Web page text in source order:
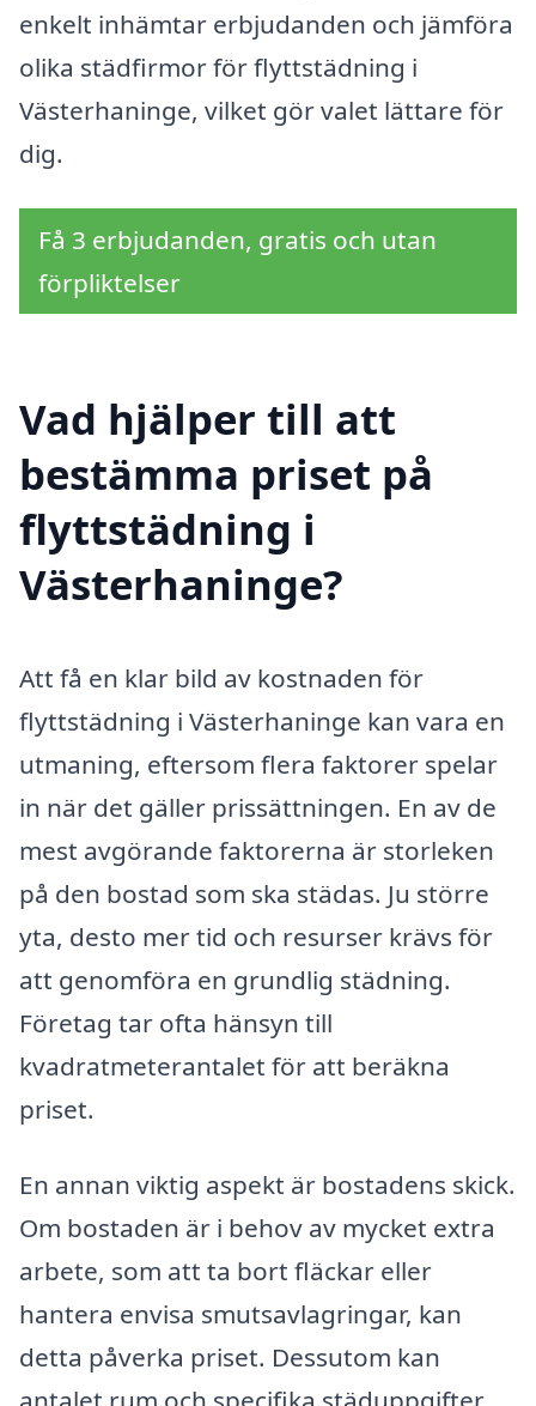
enkelt inhämtar erbjudanden och jämföra
olika städfirmor för flyttstädning i
Västerhaninge, vilket gör valet lättare för
dig.
Få 3 erbjudanden, gratis och utan
förpliktelser
Vad hjälper till att
bestämma priset på
flyttstädning i
Västerhaninge?
Att få en klar bild av kostnaden för
flyttstädning i Västerhaninge kan vara en
utmaning, eftersom flera faktorer spelar
in när det gäller prissättningen. En av de
mest avgörande faktorerna är storleken
på den bostad som ska städas. Ju större
yta, desto mer tid och resurser krävs för
att genomföra en grundlig städning.
Företag tar ofta hänsyn till
kvadratmeterantalet för att beräkna
priset.
En annan viktig aspekt är bostadens skick.
Om bostaden är i behov av mycket extra
arbete, som att ta bort fläckar eller
hantera envisa smutsavlagringar, kan
detta påverka priset. Dessutom kan